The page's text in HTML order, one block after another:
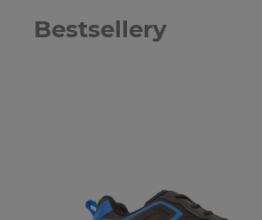
Bestsellery